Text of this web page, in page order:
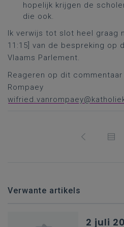
hopelijk krijgen de
die ook.
Ik verwijs tot slot heel graag
11:15] van de bespreking op
Vlaams Parlement.
Reageren op dit
Rompaey
Verwante artikels
2 juli